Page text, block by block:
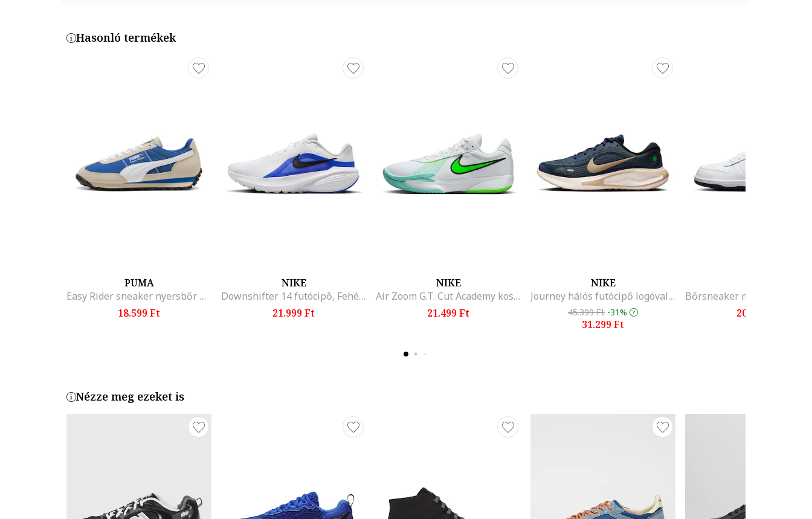
Hasonló termékek
PUMA
Easy Rider sneaker nyersbőr betétekkel, Fehér/Királykék/Homokbarna
18.599 Ft
NIKE
Downshifter 14 futócipő, Fehér/Kék
21.999 Ft
NIKE
Air Zoom G.T. Cut Academy kosárlabdacipő logóval, Fehér/Limezöld
21.499 Ft
NIKE
Journey hálós futócipő logóval, Bézs/Tengerészkék
45.399 Ft -31%
31.299 Ft
20.699 Ft
Nézze meg ezeket is